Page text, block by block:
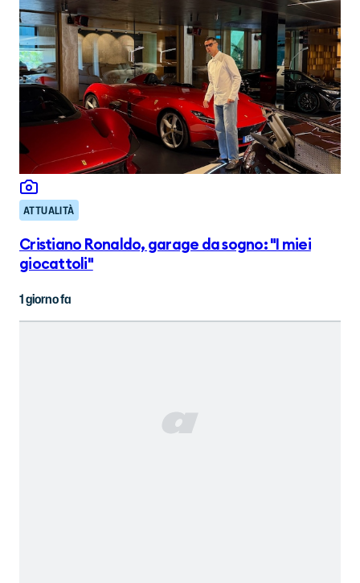
ATTUALITÀ
Cristiano Ronaldo, garage da sogno: "I miei
giocattoli"
1 giorno fa